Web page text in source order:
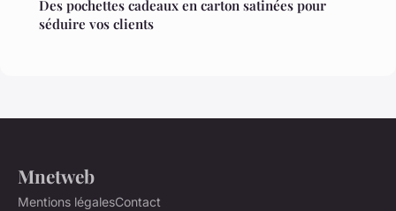
Des pochettes cadeaux en carton satinées pour
séduire vos clients
Mnetweb
Mentions légalesContact